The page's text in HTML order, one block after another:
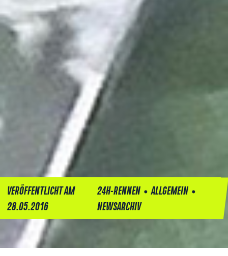
VERÖFFENTLICHT AM
28.05.2016
24H-RENNEN•ALLGEMEIN•
NEWSARCHIV